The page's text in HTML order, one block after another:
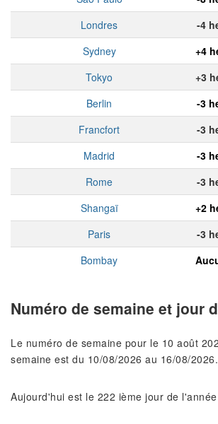
Londres
-4
Sydney
+4
Tokyo
+3
Berlin
-3
Francfort
-3
Madrid
-3
Rome
-3
Shangaï
+2
Paris
-3
Bombay
Numéro de semaine et jour
Le numéro de semaine pour le 10 août
semaine est du 10/08/2026 au 16/08/2026.
Aujourd'hui est le 222 ième jour de